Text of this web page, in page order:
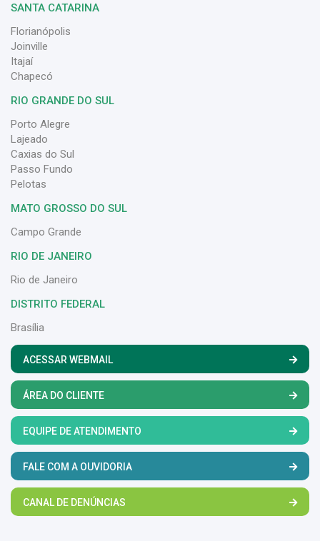
SANTA CATARINA
Florianópolis
Joinville
Itajaí
Chapecó
RIO GRANDE DO SUL
Porto Alegre
Lajeado
Caxias do Sul
Passo Fundo
Pelotas
MATO GROSSO DO SUL
Campo Grande
RIO DE JANEIRO
Rio de Janeiro
DISTRITO FEDERAL
Brasília
ACESSAR WEBMAIL
ÁREA DO CLIENTE
EQUIPE DE ATENDIMENTO
FALE COM A OUVIDORIA
CANAL DE DENÚNCIAS